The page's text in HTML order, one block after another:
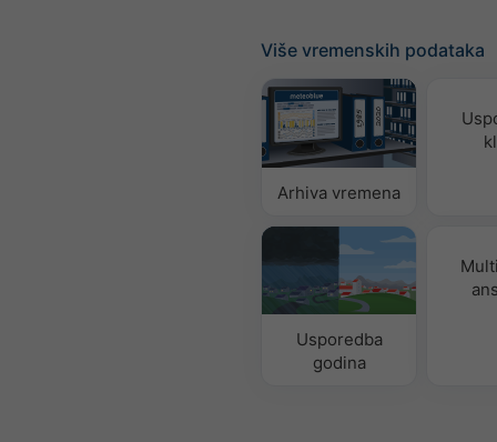
Više vremenskih podataka
Arhiva vremena
Usporedba
godina